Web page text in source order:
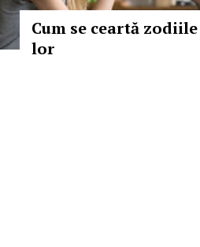
Cum se ceartă
lor